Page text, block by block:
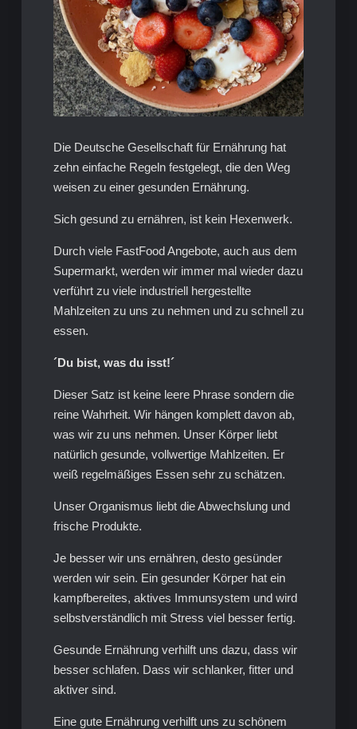
Die Deutsche Gesellschaft für Ernährung hat
zehn einfache Regeln festgelegt, die den Weg
weisen zu einer gesunden Ernährung.
Sich gesund zu ernähren, ist kein Hexenwerk.
Durch viele FastFood Angebote, auch aus dem
Supermarkt, werden wir immer mal wieder dazu
verführt zu viele industriell hergestellte
Mahlzeiten zu uns zu nehmen und zu schnell zu
essen.
´Du bist, was du isst!´
Dieser Satz ist keine leere Phrase sondern die
reine Wahrheit. Wir hängen komplett davon ab,
was wir zu uns nehmen. Unser Körper liebt
natürlich gesunde, vollwertige Mahlzeiten. Er
weiß regelmäßiges Essen sehr zu schätzen.
Unser Organismus liebt die Abwechslung und
frische Produkte.
Je besser wir uns ernähren, desto gesünder
werden wir sein. Ein gesunder Körper hat ein
kampfbereites, aktives Immunsystem und wird
selbstverständlich mit Stress viel besser fertig.
Gesunde Ernährung verhilft uns dazu, dass wir
besser schlafen. Dass wir schlanker, fitter und
aktiver sind.
Eine gute Ernährung verhilft uns zu schönem